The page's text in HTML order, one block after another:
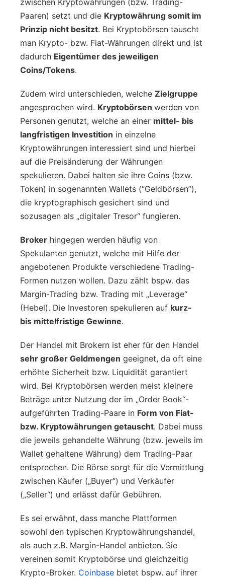
Paaren) setzt und die Kryptowährung somit im
Prinzip nicht besitzt. Bei Kryptobörsen tauscht
man Krypto- bzw. Fiat-Währungen direkt und ist
dadurch Eigentümer des jeweiligen
Coins/Tokens.
Zudem wird unterschieden, welche Zielgruppe
angesprochen wird. Kryptobörsen werden von
Personen genutzt, welche an einer mittel- bis
langfristigen Investition in einzelne
Kryptowährungen interessiert sind und hierbei
auf die Preisänderung der Währungen
spekulieren. Dabei halten sie ihre Coins (bzw.
Token) in sogenannten Wallets (“Geldbörsen”),
die kryptographisch gesichert sind und
sozusagen als „digitaler Tresor“ fungieren.
Broker hingegen werden häufig von
Spekulanten genutzt, welche mit Hilfe der
angebotenen Produkte verschiedene Trading-
Formen nutzen wollen. Dazu zählt bspw. das
Margin-Trading bzw. Trading mit „Leverage“
(Hebel). Die Investoren spekulieren auf kurz-
bis mittelfristige Gewinne.
Der Handel mit Brokern ist eher für den Handel
sehr großer Geldmengen geeignet, da oft eine
erhöhte Sicherheit bzw. Liquidität garantiert
wird. Bei Kryptobörsen werden meist kleinere
Beträge unter Nutzung der im „Order Book“-
aufgeführten Trading-Paare in Form von Fiat-
bzw. Kryptowährungen getauscht. Dabei muss
die jeweils gehandelte Währung (bzw. jeweils im
Wallet gehaltene Währung) dem Trading-Paar
entsprechen. Die Börse sorgt für die Vermittlung
zwischen Käufer („Buyer“) und Verkäufer
(„Seller“) und erlässt dafür Gebühren.
Es sei erwähnt, dass manche Plattformen
sowohl den typischen Kryptowährungshandel,
als auch z.B. Margin-Handel anbieten. Sie
vereinen somit Kryptobörse und gleichzeitig
Krypto-Broker. Coinbase bietet bspw. auf ihrer